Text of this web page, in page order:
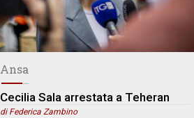
Ansa
Cecilia Sala arrestata a Teheran
di Federica Zambino